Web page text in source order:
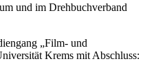
und im Drehbuchverband
„Film- und
Krems mit Abschluss: